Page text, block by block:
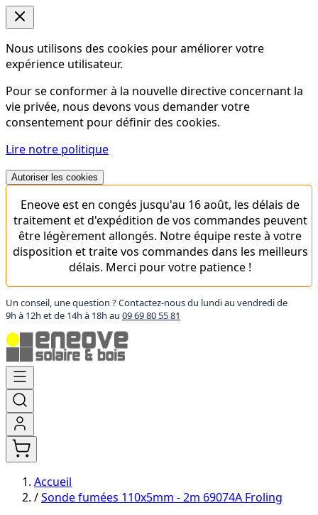
Nous utilisons des cookies pour améliorer votre
expérience utilisateur.
Pour se conformer à la nouvelle directive concernant la
vie privée, nous devons vous demander votre
consentement pour définir des cookies.
Lire notre politique
Autoriser les cookies
Eneove est en congés jusqu'au 16 août, les délais de
traitement et d'expédition de vos commandes peuvent
être légèrement allongés. Notre équipe reste à votre
disposition et traite vos commandes dans les meilleurs
délais. Merci pour votre patience !
Un conseil, une question ? Contactez-nous du lundi au vendredi de
9h à 12h et de 14h à 18h au 09 69 80 55 81
Aller
contenu
Accueil
/Sonde fumées 110x5mm - 2m 69074A Froling